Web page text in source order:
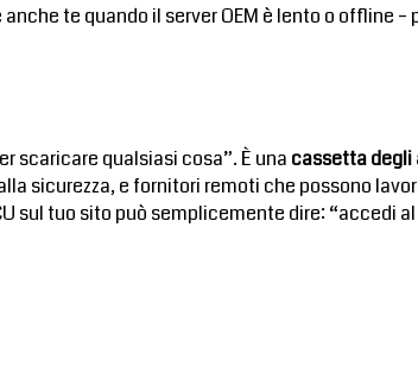
te quando il server OEM è lento o offline
scaricare qualsiasi cosa”. È una cassetta degli
sicurezza, e fornitori remoti che possono
sul tuo sito può semplicemente dire: “accedi